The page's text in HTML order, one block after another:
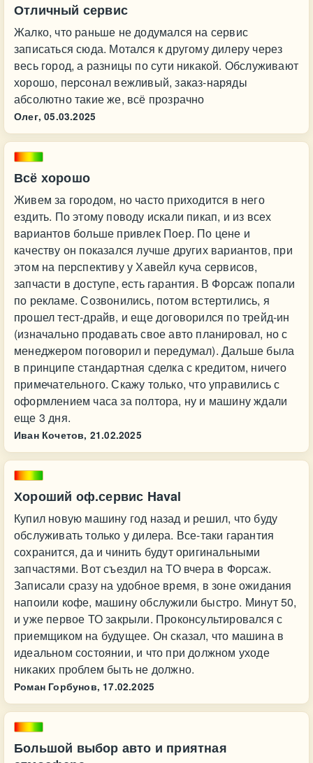
Отличный сервис
Жалко, что раньше не додумался на сервис
записаться сюда. Мотался к другому дилеру через
весь город, а разницы по сути никакой. Обслуживают
хорошо, персонал вежливый, заказ-наряды
абсолютно такие же, всё прозрачно
Олег, 05.03.2025
Всё хорошо
Живем за городом, но часто приходится в него
ездить. По этому поводу искали пикап, и из всех
вариантов больше привлек Поер. По цене и
качеству он показался лучше других вариантов, при
этом на перспективу у Хавейл куча сервисов,
запчасти в доступе, есть гарантия. В Форсаж попали
по рекламе. Созвонились, потом встертились, я
прошел тест-драйв, и еще договорился по трейд-ин
(изначально продавать свое авто планировал, но с
менеджером поговорил и передумал). Дальше была
в принципе стандартная сделка с кредитом, ничего
примечательного. Скажу только, что управились с
оформлением часа за полтора, ну и машину ждали
еще 3 дня.
Иван Кочетов, 21.02.2025
Хороший оф.сервис Haval
Купил новую машину год назад и решил, что буду
обслуживать только у дилера. Все-таки гарантия
сохранится, да и чинить будут оригинальными
запчастями. Вот съездил на ТО вчера в Форсаж.
Записали сразу на удобное время, в зоне ожидания
напоили кофе, машину обслужили быстро. Минут 50,
и уже первое ТО закрыли. Проконсультировался с
приемщиком на будущее. Он сказал, что машина в
идеальном состоянии, и что при должном уходе
никаких проблем быть не должно.
Роман Горбунов, 17.02.2025
Большой выбор авто и приятная